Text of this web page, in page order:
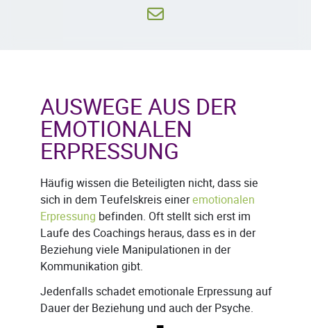
AUSWEGE AUS DER
EMOTIONALEN
ERPRESSUNG
Häufig wissen die Beteiligten nicht, dass sie
sich in dem Teufelskreis eineremotionalen
Erpressung befinden. Oft stellt sich erst im
Laufe des Coachings heraus, dass es in der
Beziehung viele Manipulationen in der
Kommunikation gibt.
Jedenfalls schadet emotionale Erpressung auf
Dauer der Beziehung und auch der Psyche.